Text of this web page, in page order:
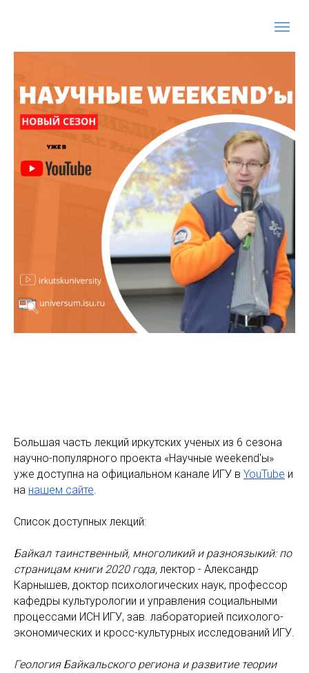
Большая часть лекций иркутских ученых из 6 сезона
научно-популярного проекта «Научные weekend'ы»
уже доступна на официальном канале ИГУ в YouTube и
на нашем сайте.
Список доступных лекций:
Байкал таинственный, многоликий и разноязыкий:по
страницам книги 2020 года, лектор - Александр
Карнышев, доктор психологических наук, профессор
кафедры культурологии и управления социальными
процессами ИСН ИГУ, зав. лабораторией психолого-
экономических и кросс-культурных исследований ИГУ.
Геология Байкальского региона и развитие теории